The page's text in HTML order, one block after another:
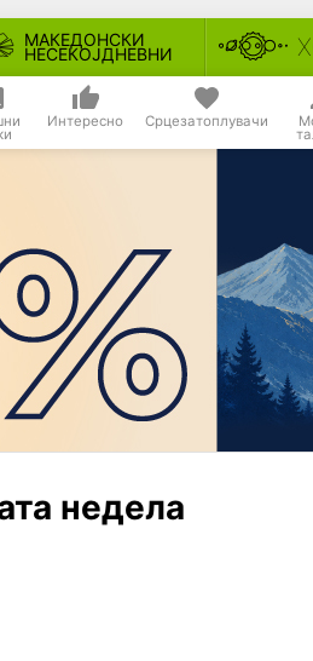
МАКЕДОНСКИ
НЕСЕКОЈДНЕВНИ
Интересно Срцезатоплувачи
недела